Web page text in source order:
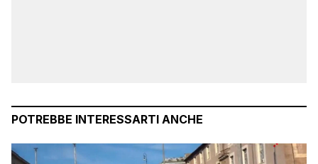
POTREBBE INTERESSARTI ANCHE